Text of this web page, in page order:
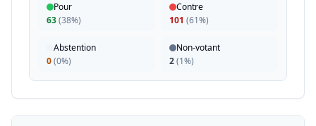
Pour
63(38%)
Contre
101 (61%)
Abstention
0(0%)
Non-votant
2(1%)